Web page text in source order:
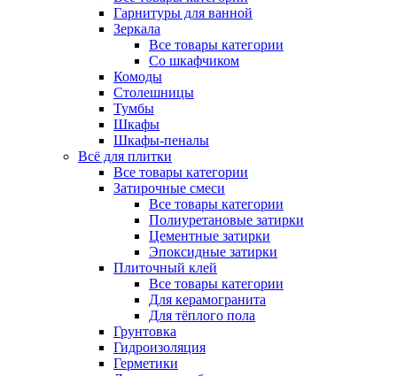
Гарнитуры для ванной
Зеркала
Все товары категории
Со шкафчиком
Комоды
Столешницы
Тумбы
Шкафы
Шкафы-пеналы
Всё для плитки
Все товары категории
Затирочные смеси
Все товары категории
Полиуретановые затирки
Цементные затирки
Эпоксидные затирки
Плиточный клей
Все товары категории
Для керамогранита
Для тёплого пола
Грунтовка
Гидроизоляция
Герметики